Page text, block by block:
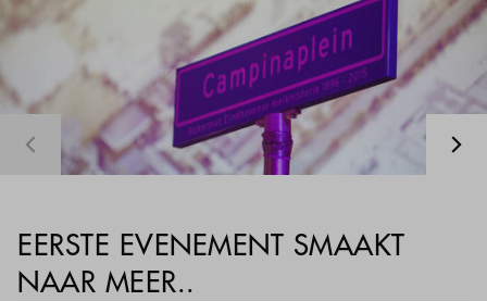
EERSTE EVENEMENT SMAAKT
NAAR MEER..